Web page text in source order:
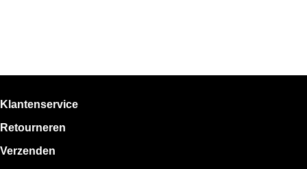
Klantenservice
Retourneren
Verzenden